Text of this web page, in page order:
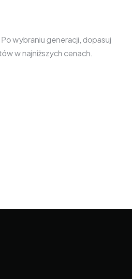
wybraniu generacji, dopasuj
w najniższych cenach.